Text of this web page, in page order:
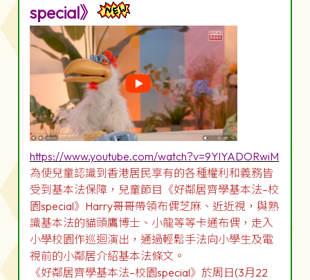
special》
https://www.youtube.com/watch?v=9YlYADORwiM
為使兒童認識到香港居民享有的各種權利和義務皆
受到基本法保障，兒童節目《好鄰居齊學基本法–校
園special》Harry哥哥帶領布偶芝麻、近近視，與熟
識基本法的貓頭鷹博士、小龍等等卡通布偶，走入
小學校園作巡迴演出，通過輕鬆手法向小學生及電
視前的小鄰居介紹基本法條文。
《好鄰居齊學基本法–校園special》於周日(3月22